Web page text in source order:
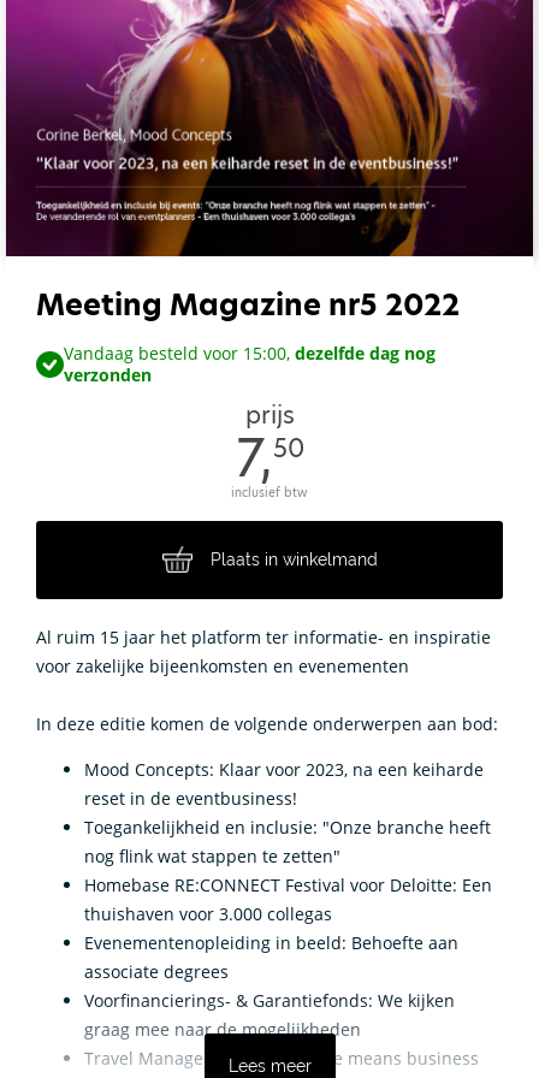
Meeting Magazine nr5 2022
Vandaag besteld voor 15:00,dezelfde dag nog
verzonden
prijs
7,50
inclusief btw
Plaats in winkelmand
Al ruim 15 jaar het platform ter informatie- en inspiratie
voor zakelijke bijeenkomsten en evenementen
In deze editie komen de volgende onderwerpen aan bod:
Mood Concepts: Klaar voor 2023, na een keiharde
reset in de eventbusiness!
Toegankelijkheid en inclusie: "Onze branche heeft
nog flink wat stappen te zetten"
Homebase RE:CONNECT Festival voor Deloitte: Een
thuishaven voor 3.000 collegas
Evenementenopleiding in beeld: Behoefte aan
associate degrees
Voorfinancierings- & Garantiefonds: We kijken
graag mee naar de mogelijkheden
Travel Management: BT4Europe means business
Lees meer